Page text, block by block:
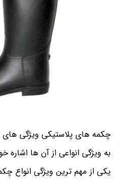
چکمه های پلاستیکی ویژگی های
به ویژگی انواعی از آن ها اشاره
یکی از مهم ترین ویژگی انواع